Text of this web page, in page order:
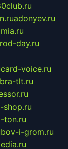
adonyev.ru
day.ru
card-voice.ru
tlt.ru
shop.ru
ton.ru
i-grom.ru